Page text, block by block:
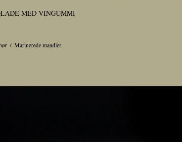
MED VINGUMMI
/ Marinerede mandler